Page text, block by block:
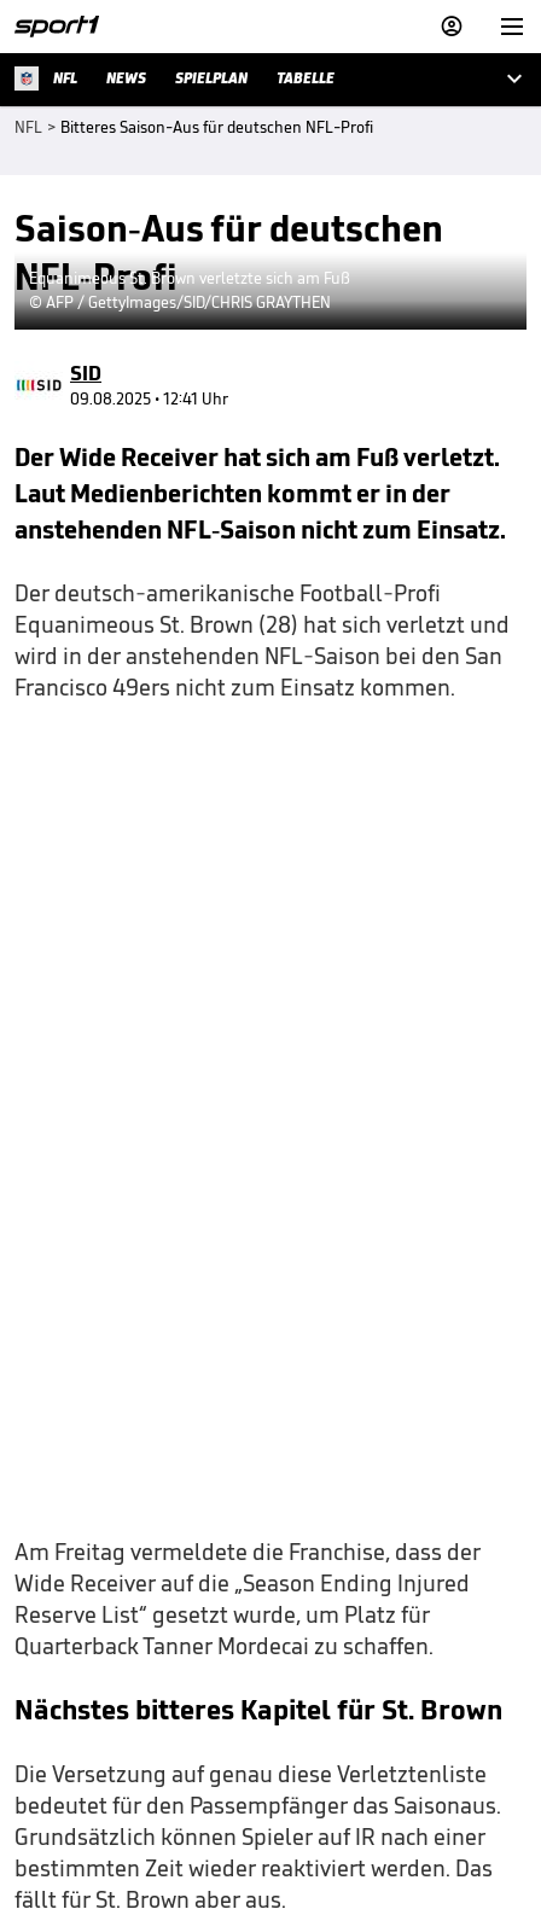


NFL NEWS SPIELPLAN TABELLE 
NFL > Bitteres Saison-Aus für deutschen NFL-Profi
Saison-Aus für deutschen
NFL-Profi
Equanimeous St. Brown verletzte sich am Fuß
© AFP / GettyImages/SID/CHRIS GRAYTHEN
SID
09.08.2025 • 12:41 Uhr
Der Wide Receiver hat sich am Fuß verletzt.
Laut Medienberichten kommt er in der
anstehenden NFL-Saison nicht zum Einsatz.
Der deutsch-amerikanische Football-Profi
Equanimeous St. Brown (28) hat sich verletzt und
wird in der anstehenden NFL-Saison bei den San
Francisco 49ers nicht zum Einsatz kommen.
Am Freitag vermeldete die Franchise, dass der
Wide Receiver auf die „Season Ending Injured
Reserve List“ gesetzt wurde, um Platz für
Quarterback Tanner Mordecai zu schaffen.
Nächstes bitteres Kapitel für St. Brown
Die Versetzung auf genau diese Verletztenliste
bedeutet für den Passempfänger das Saisonaus.
Grundsätzlich können Spieler auf IR nach einer
bestimmten Zeit wieder reaktiviert werden. Das
fällt für St. Brown aber aus.